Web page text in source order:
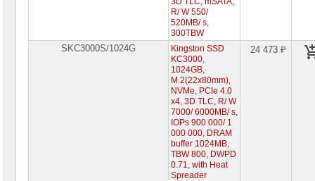
R/ W 550/
520MB/ s,
300TBW
SKC3000S/1024G
Kingston SSD
KC3000,
1024GB,
M.2(22x80mm),
NVMe, PCIe 4.0
x4, 3D TLC, R/ W
7000/ 6000MB/ s,
IOPs 900 000/ 1
000 000, DRAM
buffer 1024MB,
TBW 800, DWPD
0.71, with Heat
Spreader
24 473 ₽